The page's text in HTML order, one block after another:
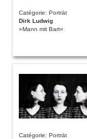
Catégorie: Porträt
Dirk Ludwig
»Mann mit Bart«
Catégorie: Porträt